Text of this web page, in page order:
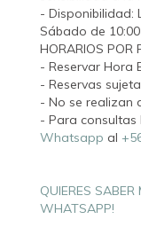
- Disponibilidad:
Sábado de 10:00
HORARIOS POR
- Reservar Hora
- Reservas
- No se realizan
- Para consultas
Whatsapp al
QUIERES SABER
WHATSAPP!